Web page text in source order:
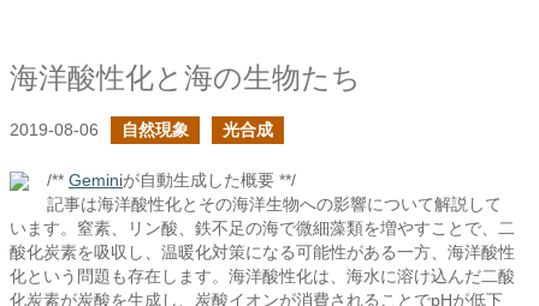
海洋酸性化と海の生物たち
2019-08-06 自然現象 光合成
/** Geminiが自動生成した概要 **/
記事は海洋酸性化とその海洋生物への影響について解説して
います。窒素、リン酸、鉄不足の海で微細藻類を増やすことで、二
酸化炭素を吸収し、温暖化対策になる可能性がある一方、海洋酸性
化という問題も存在します。海洋酸性化は、海水に溶け込んだ二酸
化炭素が炭酸を生成し、炭酸イオンが消費されることでpHが低下